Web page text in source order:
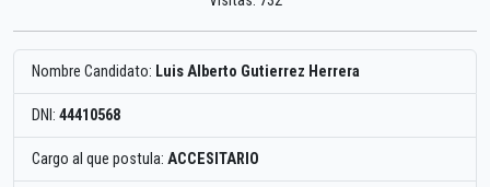
Nombre Candidato: Luis Alberto Gutierrez Herrera
DNI: 44410568
Cargo al que postula: ACCESITARIO